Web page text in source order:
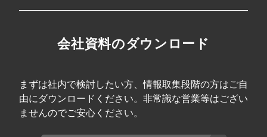
会社資料のダウンロード
まずは社内で検討したい方、情報取集段階の方はご自
由にダウンロードください。非常識な営業等はござい
ませんのでご安心ください。